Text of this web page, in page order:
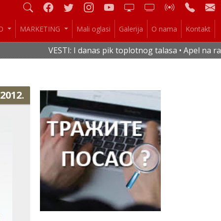
MARKETING Mali oglasi Galerija O nama Kontakt
VESTI: I danas pik toplotnog talasa • Apel na